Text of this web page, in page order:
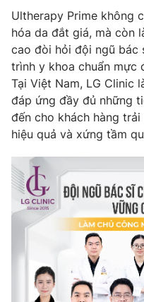
Ultherapy Prime không
hóa da đắt giá, mà còn
cao đòi hỏi đội ngũ bác
trình y khoa chuẩn mực
Tại Việt Nam, LG Clinic
đáp ứng đầy đủ những
đến cho khách hàng
hiệu quả và xứng tầm